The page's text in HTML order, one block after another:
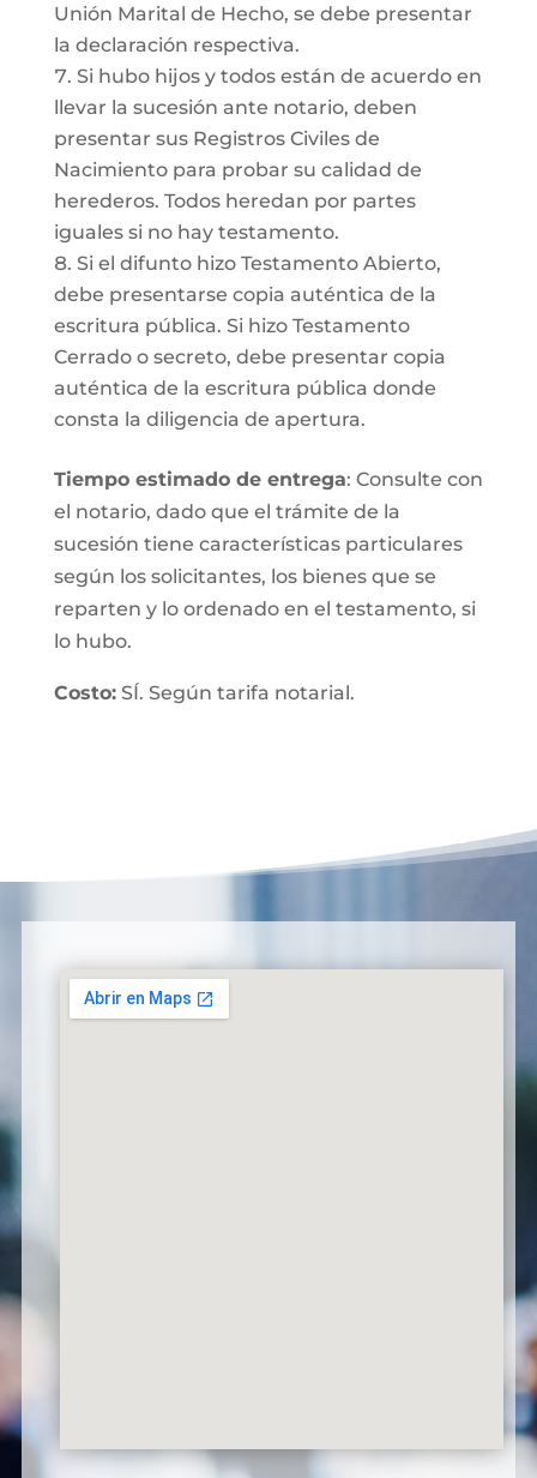
Unión Marital de Hecho, se debe presentar
la declaración respectiva.
Si hubo hijos y todos están de acuerdo en
llevar la sucesión ante notario, deben
presentar sus Registros Civiles de
Nacimiento para probar su calidad de
herederos. Todos heredan por partes
iguales si no hay testamento.
Si el difunto hizo Testamento Abierto,
debe presentarse copia auténtica de la
escritura pública. Si hizo Testamento
Cerrado o secreto, debe presentar copia
auténtica de la escritura pública donde
consta la diligencia de apertura.
Tiempo estimado de entrega: Consulte con
el notario, dado que el trámite de la
sucesión tiene características particulares
según los solicitantes, los bienes que se
reparten y lo ordenado en el testamento, si
lo hubo.
Costo:SÍ. Según tarifa notarial.